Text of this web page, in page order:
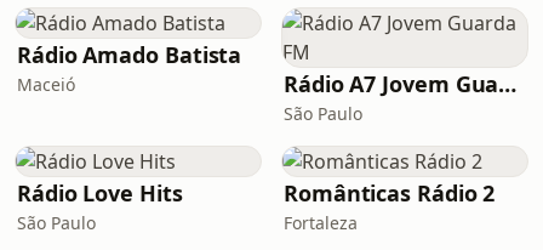
Rádio Amado Batista
Maceió Rádio A7 Jovem Guarda FM
São Paulo
Rádio Love Hits
São Paulo
Românticas Rádio 2
Fortaleza